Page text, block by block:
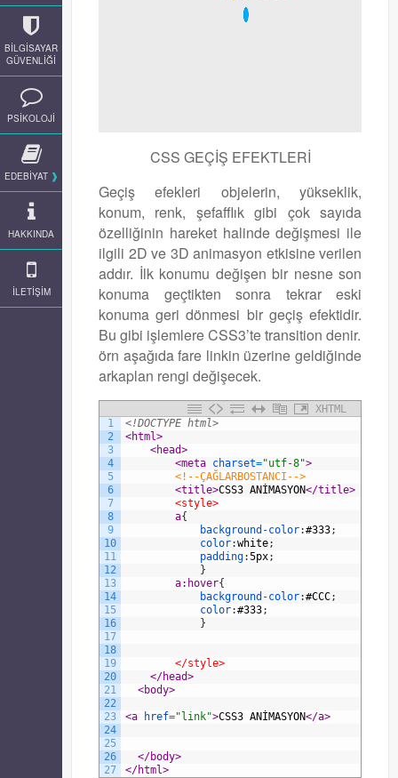
BİLGİSAYAR
GÜVENLİĞİ
PSİKOLOJİ
EDEBİYAT
HAKKINDA
İLETİŞİM
CSS GEÇİŞ EFEKTLERİ
Geçiş efekleri objelerin, yükseklik,
konum, renk, şefafflık gibi çok sayıda
özelliğinin hareket halinde değişmesi ile
ilgili 2D ve 3D animasyon etkisine verilen
addır. İlk konumu değişen bir nesne son
konuma geçtikten sonra tekrar eski
konuma geri dönmesi bir geçiş efektidir.
Bu gibi işlemlere CSS3’te transition denir.
örn aşağıda fare linkin üzerine geldiğinde
arkaplan rengi değişecek.
XHTML
1
2
3
4
5
6
7
8
9
10
11
12
13
14
15
16
17
18
19
20
21
22
23
24
25
26
27
<!DOCTYPE html>
<html>
<head>
<meta charset="utf-8">
<!--ÇAĞLARBOSTANCI-->
<title>CSS3 ANİMASYON</title>
<style>
a{
background-color:#333;
color:white;
padding:5px;
}
a:hover{
background-color:#CCC;
color:#333;
}
</style>
</head>
<body>
<a href="link">CSS3 ANİMASYON</a>
</body>
</html>